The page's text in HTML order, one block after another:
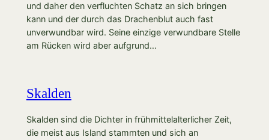
und daher den verfluchten Schatz an sich bringen
kann und der durch das Drachenblut auch fast
unverwundbar wird. Seine einzige verwundbare Stelle
am Rücken wird aber aufgrund…
Skalden
Skalden sind die Dichter in frühmittelalterlicher Zeit,
die meist aus Island stammten und sich an